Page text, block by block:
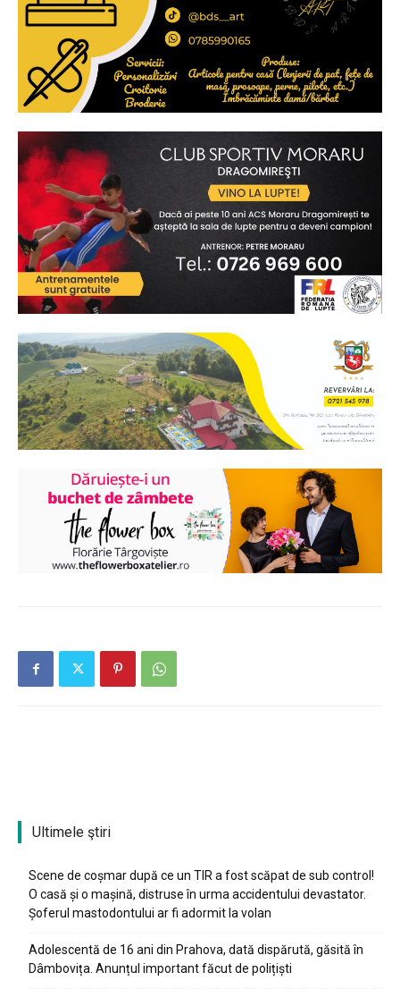
Ultimele ştiri
Scene de coșmar după ce un TIR a fost scăpat de sub control!
O casă și o mașină, distruse în urma accidentului devastator.
Șoferul mastodontului ar fi adormit la volan
Adolescentă de 16 ani din Prahova, dată dispărută, găsită în
Dâmbovița. Anunțul important făcut de polițiști